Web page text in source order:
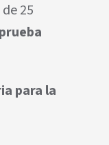
25
para la